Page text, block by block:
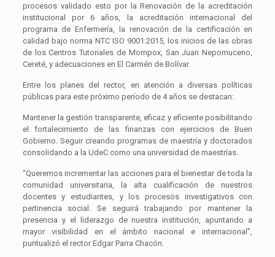
procesos validado esto por la Renovación de la acreditación
institucional por 6 años, la acreditación internacional del
programa de Enfermería, la renovación de la certificación en
calidad bajo norma NTC ISO 9001:2015, los inicios de las obras
de los Centros Tutoriales de Mompox, San Juan Nepomuceno,
Cereté, y adecuaciones en El Carmén de Bolívar.
Entre los planes del rector, en atención a diversas políticas
públicas para este próximo período de 4 años se destacan:
Mantener la gestión transparente, eficaz y eficiente posibilitando
el fortalecimiento de las finanzas con ejercicios de Buen
Gobierno. Seguir creando programas de maestría y doctorados
consolidando a la UdeC como una universidad de maestrías.
“Queremos incrementar las acciones para el bienestar de toda la
comunidad universitaria, la alta cualificación de nuestros
docentes y estudiantes, y los procesos investigativos con
pertinencia social. Se seguirá trabajando por mantener la
presencia y el liderazgo de nuestra institución, apuntando a
mayor visibilidad en el ámbito nacional e internacional”,
puntualizó el rector Edgar Parra Chacón.